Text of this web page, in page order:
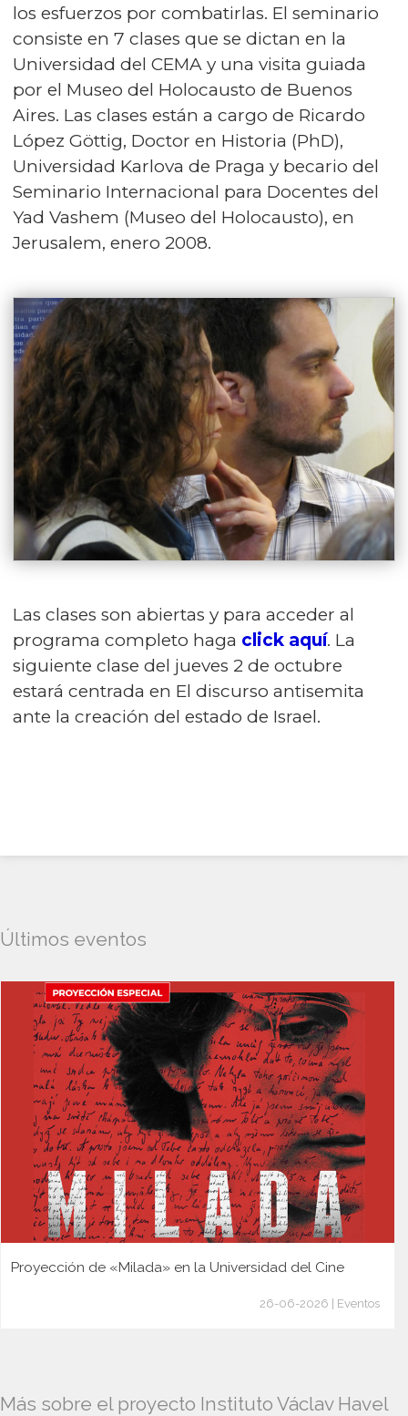
los esfuerzos por combatirlas. El seminario
consiste en 7 clases que se dictan en la
Universidad del CEMA y una visita guiada
por el Museo del Holocausto de Buenos
Aires. Las clases están a cargo de Ricardo
López Göttig, Doctor en Historia (PhD),
Universidad Karlova de Praga y becario del
Seminario Internacional para Docentes del
Yad Vashem (Museo del Holocausto), en
Jerusalem, enero 2008.
Las clases son abiertas y para acceder al
programa completo haga click aquí. La
siguiente clase del jueves 2 de octubre
estará centrada en El discurso antisemita
ante la creación del estado de Israel.
Últimos eventos
Proyección de «Milada» en la Universidad del Cine
26-06-2026 | Eventos
Más sobre el proyecto Instituto Václav Havel